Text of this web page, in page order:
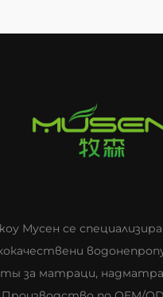
Мусен се
за матраци,